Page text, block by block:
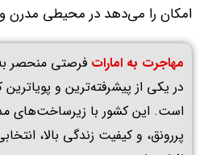
امکان را می‌دهد در محیطی مدرن
مهاجرت به امارات فرصتی منحصر
در یکی از پیشرفته‌ترین و
است. این کشور با زیرساخت‌های
پررونق، و کیفیت زندگی بالا،